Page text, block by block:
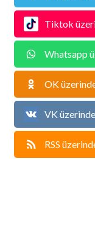
Tiktok
Whatsapp
OK
VK
RSS